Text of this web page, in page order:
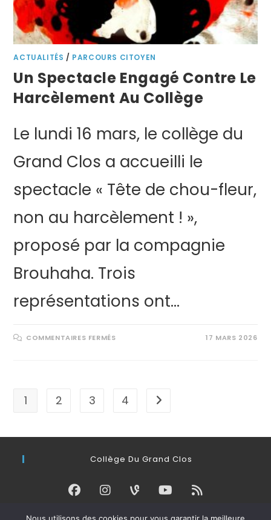
ACTUALITÉS / PARCOURS CITOYEN
Un Spectacle Engagé Contre Le
Harcèlement Au Collège
Le lundi 16 mars, le collège du
Grand Clos a accueilli le
spectacle « Tête de chou-fleur,
non au harcèlement ! »,
proposé par la compagnie
Brouhaha. Trois
représentations ont…
COMMENTAIRES FERMÉS 17 MARS 2026
1 2 3 4
Collège Du Grand Clos